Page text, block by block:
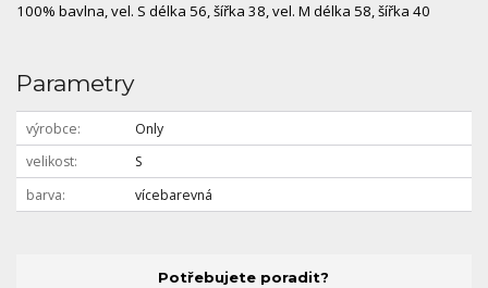
100% bavlna, vel. S délka 56, šířka 38, vel. M délka 58, šířka 40
Parametry
výrobce
Only
velikost
S
barva
vícebarevná
Potřebujete poradit?